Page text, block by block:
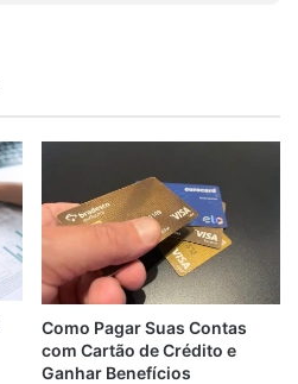
Como Pagar Suas Contas
com Cartão de Crédito e
Ganhar Benefícios